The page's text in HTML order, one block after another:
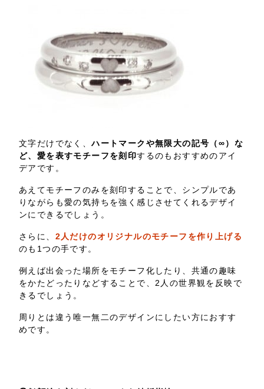
文字だけでなく、ハートマークや無限大の記号（∞）な
ど、愛を表すモチーフを刻印するのもおすすめのアイ
デアです。
あえてモチーフのみを刻印することで、シンプルであ
りながらも愛の気持ちを強く感じさせてくれるデザイ
ンにできるでしょう。
さらに、 2人だけのオリジナルのモチーフを作り上げる
のも1つの手です。
例えば出会った場所をモチーフ化したり、共通の趣味
をかたどったりなどすることで、2人の世界観を反映で
きるでしょう。
周りとは違う唯一無二のデザインにしたい方におすす
めです。